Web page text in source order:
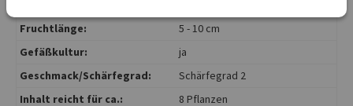
Fruchtlänge:
5 - 10 cm
Gefäßkultur:
ja
Geschmack/Schärfegrad:
Schärfegrad 2
Inhalt reicht für ca.:
8 Pflanzen